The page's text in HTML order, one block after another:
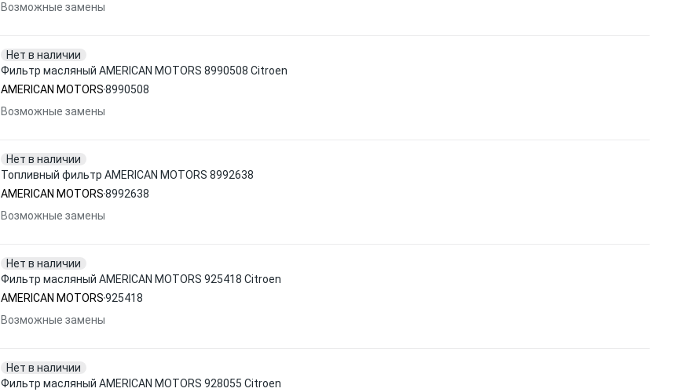
Возможные замены
Нет в наличии
Фильтр масляный AMERICAN MOTORS 8990508 Citroen
AMERICAN MOTORS8990508
Возможные замены
Нет в наличии
Топливный фильтр AMERICAN MOTORS 8992638
AMERICAN MOTORS8992638
Возможные замены
Нет в наличии
Фильтр масляный AMERICAN MOTORS 925418 Citroen
AMERICAN MOTORS925418
Возможные замены
Нет в наличии
Фильтр масляный AMERICAN MOTORS 928055 Citroen